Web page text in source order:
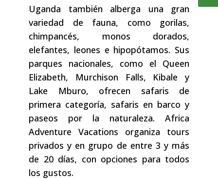
Uganda también alberga una gran
variedad de fauna, como gorilas,
chimpancés, monos dorados,
elefantes, leones e hipopótamos. Sus
parques nacionales, como el Queen
Elizabeth, Murchison Falls, Kibale y
Lake Mburo, ofrecen safaris de
primera categoría, safaris en barco y
paseos por la naturaleza. Africa
Adventure Vacations organiza tours
privados y en grupo de entre 3 y más
de 20 días, con opciones para todos
los gustos.